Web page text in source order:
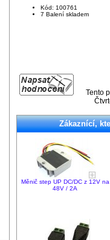
Kód: 100761
7 Balení skladem
Tento
Zákaznící,
Měnič step UP DC/DC z 12V na
48V / 2A